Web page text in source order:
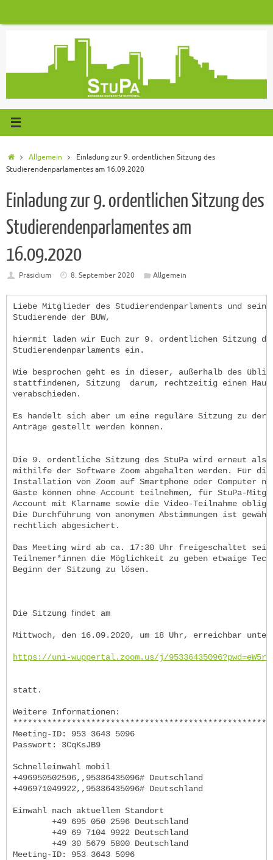
StartAllgemein
Einladung zur 9. ordentlichen Sitzung des
Studierendenparlamentes am 16.09.2020
Einladung zur 9. ordentlichen Sitzung des
Studierendenparlamentes am
16.09.2020
Präsidium 8. September 2020 Allgemein
Liebe Mitglieder des Studierendenparlaments und
Studierende der BUW,
hiermit laden wir Euch zur 9. ordentlichen Sitzung
Studierendenparlaments ein.
Wie besprochen geht es in dieser, außerhalb des
stattfindenen, Sitzung darum, rechtzeitig einen
verabschieden.
Es handelt sich aber um eine reguläre Sitzung zu der
Anträge gestellt werden können.
Die 9. ordentliche Sitzung des StuPa wird erneut als
mithilfe der Software Zoom abgehalten werden. Für
Installation von Zoom auf Smartphone oder Computer
Gäste können ohne Account teilnehmen, für StuPa-
Account mit Klarname sowie die Video-Teilnahme
Die Durchführung von anonymen Abstimmungen ist
rechtlich abgesichert.
Das Meeting wird ab ca. 17:30 Uhr freigeschaltet
Teilnemer*innen die Möglichkeit zu geben etwaige
Beginn der Sitzung zu lösen.
Die Sitzung ﬁndet am
Mittwoch, den 16.09.2020, um 18 Uhr, erreichbar
https://uni-wuppertal.zoom.us/j/
statt.
Weitere Informationen:
Meeting-ID: 953 3643 5096
Passwort: 3CqKsJB9
Schnelleinwahl mobil
+496950502596,,95336435096# Deutschland
+496971049922,,95336435096# Deutschland
Einwahl nach aktuellem Standort
+49 695 050 2596 Deutschland
+49 69 7104 9922 Deutschland
+49 30 5679 5800 Deutschland
Meeting-ID: 953 3643 5096